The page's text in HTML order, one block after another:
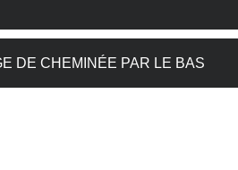
DE CHEMINÉE PAR LE BAS